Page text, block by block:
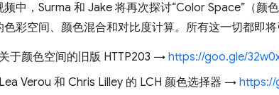
频中，Surma 和 Jake 将再次探讨“Color Space”（颜
色彩空间、颜色混合和对比度计算。所有这一切都即将
关于颜色空间的旧版 HTTP203 → https://goo.gle/
Lea Verou 和 Chris Lilley 的 LCH 颜色选择器 → https://